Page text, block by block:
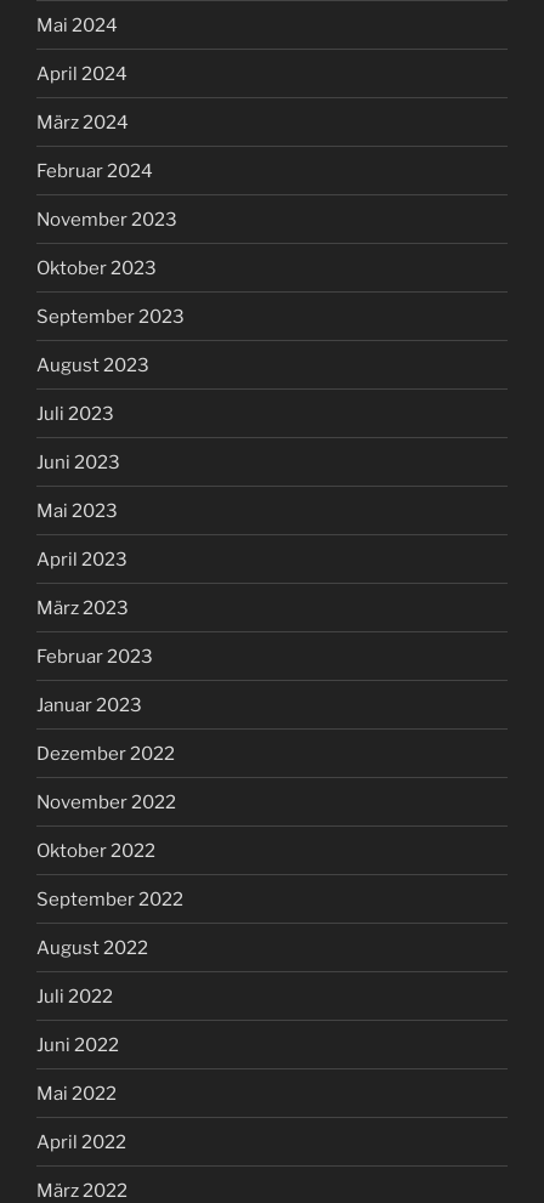
Mai 2024
April 2024
März 2024
Februar 2024
November 2023
Oktober 2023
September 2023
August 2023
Juli 2023
Juni 2023
Mai 2023
April 2023
März 2023
Februar 2023
Januar 2023
Dezember 2022
November 2022
Oktober 2022
September 2022
August 2022
Juli 2022
Juni 2022
Mai 2022
April 2022
März 2022